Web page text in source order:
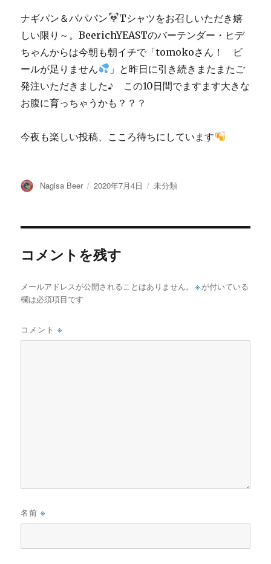
ナギパン＆パパパン
Tシャツをお召しいただき嬉
しい限り～。BeerichYEASTのバーテンダー・ヒデ
ちゃんからは今朝も朝イチで「tomokoさん！ ビ
ールが足りません
」と昨日に引き続きまたまたご
発注いただきました♪ この10日間でますます大きな
お腹に育っちゃうかも？？？
今夜も楽しい投稿、こころ待ちにしています
投
Nagisa Beer
投
2020年7月4日
カ
未分類
コメントを残す
メールアドレスが公開されることはありません。 ※ が付いている
欄は必須項目です
コメント※
名前※